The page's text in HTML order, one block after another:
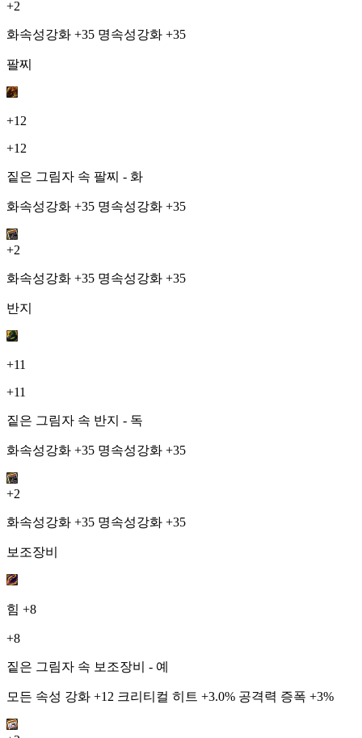
+2
화속성강화 +35 명속성강화 +35
팔찌
+12
+12
짙은 그림자 속 팔찌 - 화
화속성강화 +35 명속성강화 +35
+2
화속성강화 +35 명속성강화 +35
반지
+11
+11
짙은 그림자 속 반지 - 독
화속성강화 +35 명속성강화 +35
+2
화속성강화 +35 명속성강화 +35
보조장비
힘 +8
+8
짙은 그림자 속 보조장비 - 예
모든 속성 강화 +12 크리티컬 히트 +3.0% 공격력 증폭 +3%